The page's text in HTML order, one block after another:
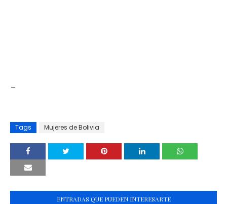
Tags Mujeres de Bolivia
ENTRADAS QUE PUEDEN INTERESARTE